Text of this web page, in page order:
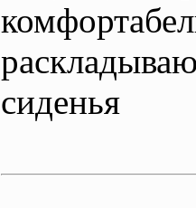
сиденья